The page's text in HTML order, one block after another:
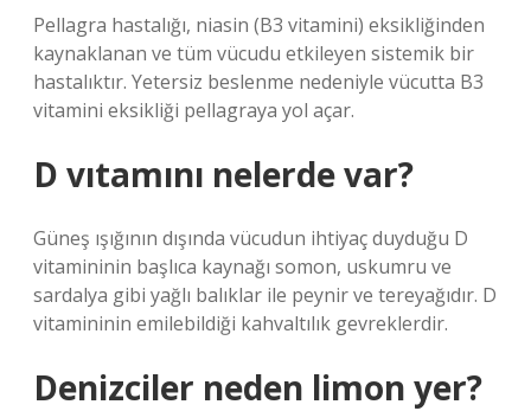
Pellagra hastalığı, niasin (B3 vitamini) eksikliğinden
kaynaklanan ve tüm vücudu etkileyen sistemik bir
hastalıktır. Yetersiz beslenme nedeniyle vücutta B3
vitamini eksikliği pellagraya yol açar.
D vıtamını nelerde var?
Güneş ışığının dışında vücudun ihtiyaç duyduğu D
vitamininin başlıca kaynağı somon, uskumru ve
sardalya gibi yağlı balıklar ile peynir ve tereyağıdır. D
vitamininin emilebildiği kahvaltılık gevreklerdir.
Denizciler neden limon yer?